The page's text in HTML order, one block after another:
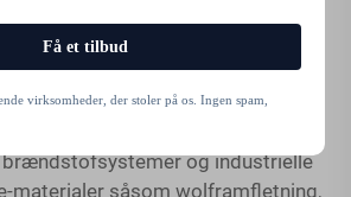
miljøer.
kemisk modstandsdygtighed
med de forventede
herunder rengøringsmidler,
brændstofsystemer og industrielle
materialer såsom wolframfletning,
Få et tilbud
virksomheder, der stoler på os. Ingen spam,